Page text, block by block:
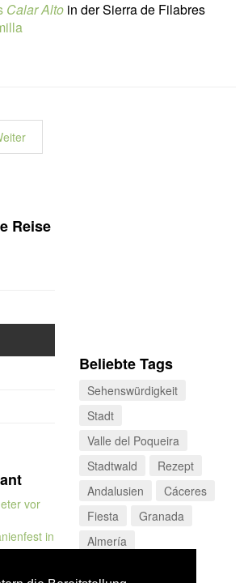
Calar Alto in der Sierra de Filabres
Reise
vor
in
Beliebte Tags
Sehenswürdigkeit
Stadt
Valle del Poqueira
Stadtwald
Rezept
Andalusien
Cáceres
Fiesta
Granada
Almería